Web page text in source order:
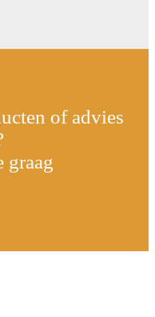
of advies
graag